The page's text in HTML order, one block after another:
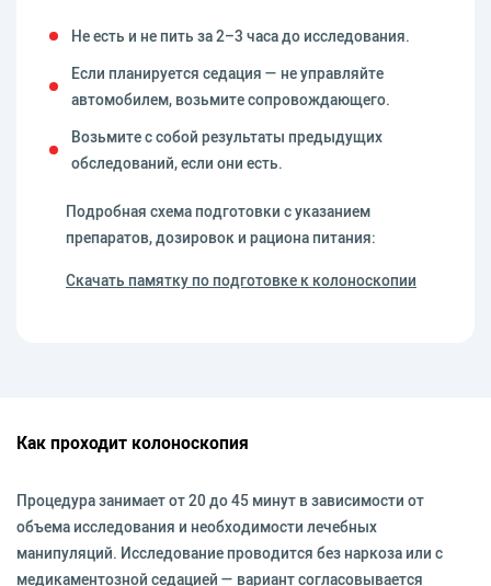
Не есть и не пить за 2–3 часа до исследования.
Если планируется седация — не управляйте
автомобилем, возьмите сопровождающего.
Возьмите с собой результаты предыдущих
обследований, если они есть.
Подробная схема подготовки с указанием
препаратов, дозировок и рациона питания:
Скачать памятку по подготовке к колоноскопии
Как проходит колоноскопия
Процедура занимает от 20 до 45 минут в зависимости от
объема исследования и необходимости лечебных
манипуляций. Исследование проводится без наркоза или с
медикаментозной седацией — вариант согласовывается